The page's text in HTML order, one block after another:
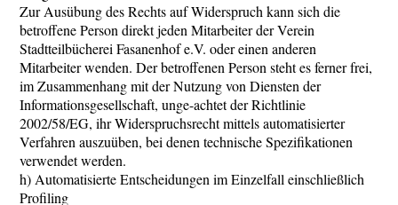
Zur Ausübung des Rechts auf Widerspruch kann sich die
betroffene Person direkt jeden Mitarbeiter der Verein
Stadtteilbücherei Fasanenhof e.V. oder einen anderen
Mitarbeiter wenden. Der betroffenen Person steht es ferner frei,
im Zusammenhang mit der Nutzung von Diensten der
Informationsgesellschaft, unge-achtet der Richtlinie
2002/58/EG, ihr Widerspruchsrecht mittels automatisierter
Verfahren auszuüben, bei denen technische Spezifikationen
verwendet werden.
h) Automatisierte Entscheidungen im Einzelfall einschließlich
Profiling